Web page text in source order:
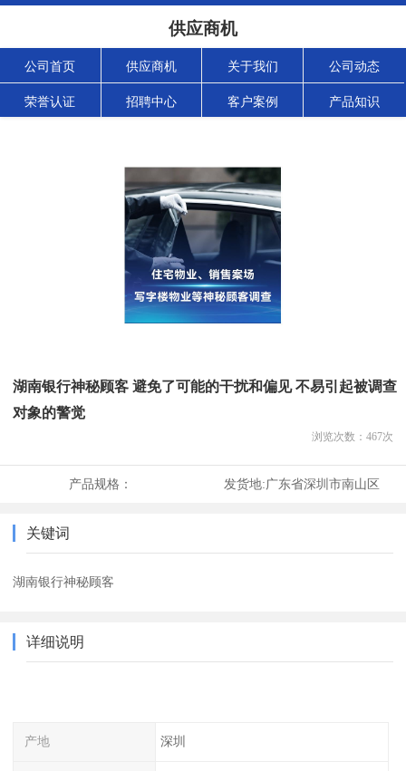
供应商机
公司首页 供应商机 关于我们 公司动态
荣誉认证 招聘中心 客户案例 产品知识
湖南银行神秘顾客 避免了可能的干扰和偏见 不易引起被调查
对象的警觉
浏览次数： 467次
产品规格： 发货地:广东省深圳市南山区
关键词
湖南银行神秘顾客
详细说明
产地 深圳